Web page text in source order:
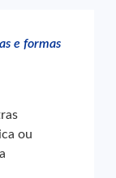
e formas
ou